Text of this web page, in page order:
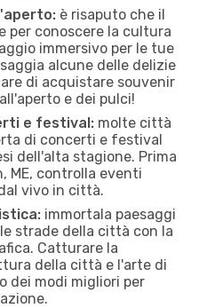
è risaputo che il
per conoscere la cultura
immersivo per le tue
alcune delle delizie
di acquistare souvenir
e dei pulci!
e festival: molte città
di concerti e festival
dell'alta stagione. Prima
ME, controlla eventi
vivo in città.
immortala paesaggi
strade della città con la
Catturare la
della città e l'arte di
dei modi migliori per